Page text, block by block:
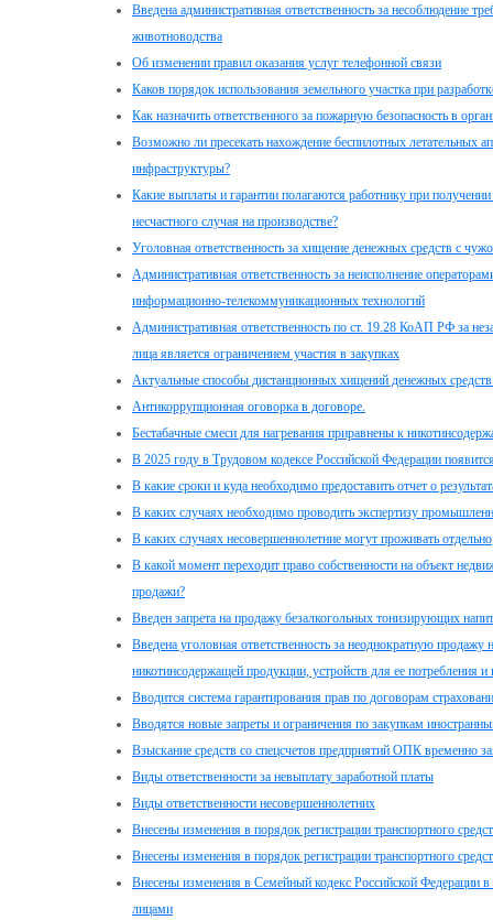
Введена административная ответственность за несоблюдение
животноводства
Об изменении правил оказания услуг телефонной связи
Каков порядок использования земельного участка при
Как назначить ответственного за пожарную безопасность в
Возможно ли пресекать нахождение беспилотных летательных
инфраструктуры?
Какие выплаты и гарантии полагаются работнику при
несчастного случая на производстве?
Уголовная ответственность за хищение денежных средств с
Административная ответственность за неисполнение
информационно-телекоммуникационных технологий
Административная ответственность по ст. 19.28 КоАП РФ за
лица является ограничением участия в закупках
Актуальные способы дистанционных хищений денежных
Антикоррупционная оговорка в договоре.
Бестабачные смеси для нагревания приравнены к
В 2025 году в Трудовом кодексе Российской Федерации
В какие сроки и куда необходимо предоставить отчет о
В каких случаях необходимо проводить экспертизу
В каких случаях несовершеннолетние могут проживать отдельно
В какой момент переходит право собственности на объект
продажи?
Введен запрета на продажу безалкогольных тонизирующих
Введена уголовная ответственность за неоднократную продажу
никотинсодержащей продукции, устройств для ее потребления и
Вводится система гарантирования прав по договорам
Вводятся новые запреты и ограничения по закупкам
Взыскание средств со спецсчетов предприятий ОПК временно
Виды ответственности за невыплату заработной платы
Виды ответственности несовершеннолетних
Внесены изменения в порядок регистрации транспортного
Внесены изменения в порядок регистрации транспортного
Внесены изменения в Семейный кодекс Российской Федерации
лицами